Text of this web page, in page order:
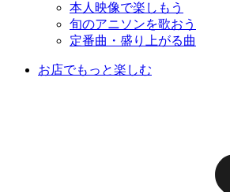
本人映像で楽しもう
旬のアニソンを歌おう
定番曲・盛り上がる曲
お店でもっと楽しむ